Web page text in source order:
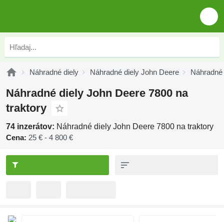
Náhradné diely Náhradné diely John Deere
Náhradné diely John Deere 7800 na
traktory
74 inzerátov: Náhradné diely John Deere 7800 na traktory
Cena: 25 € - 4 800 €